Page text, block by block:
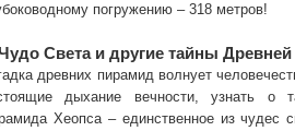
погружению – 318 метров!
Света и другие тайны
древних пирамид волнует
дыхание вечности, узнать о
Хеопса – единственное из чудес